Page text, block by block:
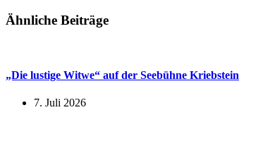
Ähnliche Beiträge
„Die lustige Witwe“ auf der Seebühne Kriebstein
7. Juli 2026